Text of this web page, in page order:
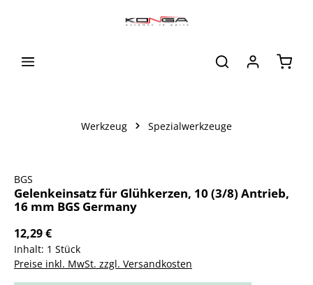
Werkzeug Spezialwerkzeuge
BGS
Gelenkeinsatz für Glühkerzen, 10 (3/8) Antrieb,
16 mm BGS Germany
12,29 €
Inhalt: 1 Stück
Preise inkl. MwSt. zzgl. Versandkosten